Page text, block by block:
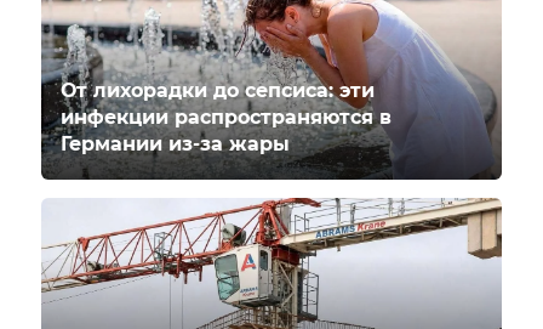
От лихорадки до сепсиса: эти
инфекции распространяются в
Германии из-за жары